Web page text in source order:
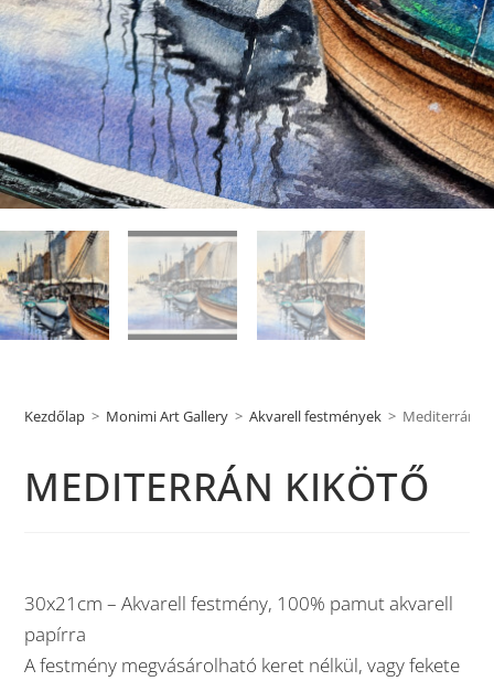
Kezdőlap > Monimi Art Gallery > Akvarell festmények > Mediterrán
MEDITERRÁN KIKÖTŐ
30x21cm – Akvarell festmény, 100% pamut akvarell
papírra
A festmény megvásárolható keret nélkül, vagy fekete